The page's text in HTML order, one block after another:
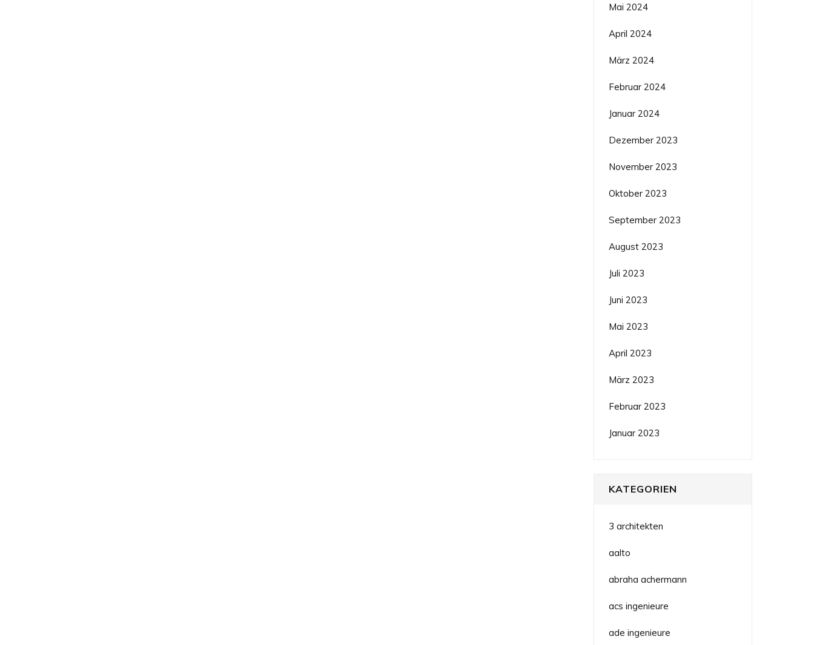
Mai 2024
April 2024
März 2024
Februar 2024
Januar 2024
Dezember 2023
November 2023
Oktober 2023
September 2023
August 2023
Juli 2023
Juni 2023
Mai 2023
April 2023
März 2023
Februar 2023
Januar 2023
KATEGORIEN
3 architekten
aalto
abraha achermann
acs ingenieure
ade ingenieure